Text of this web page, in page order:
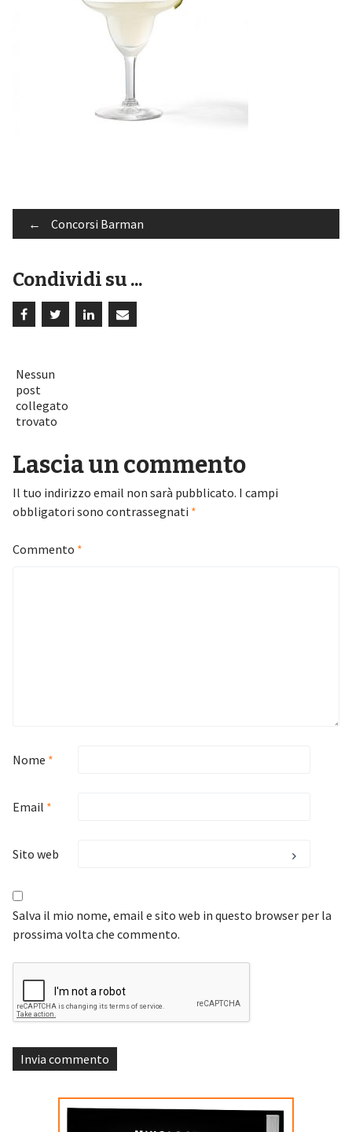
Post
navigation
← Concorsi Barman
Condividi su ...
Nessun
post
collegato
trovato
Lascia un commento
Il tuo indirizzo email non sarà pubblicato. I campi
obbligatori sono contrassegnati *
Commento *
Nome *
Email *
Sito web
Salva il mio nome, email e sito web in questo browser per la
prossima volta che commento.